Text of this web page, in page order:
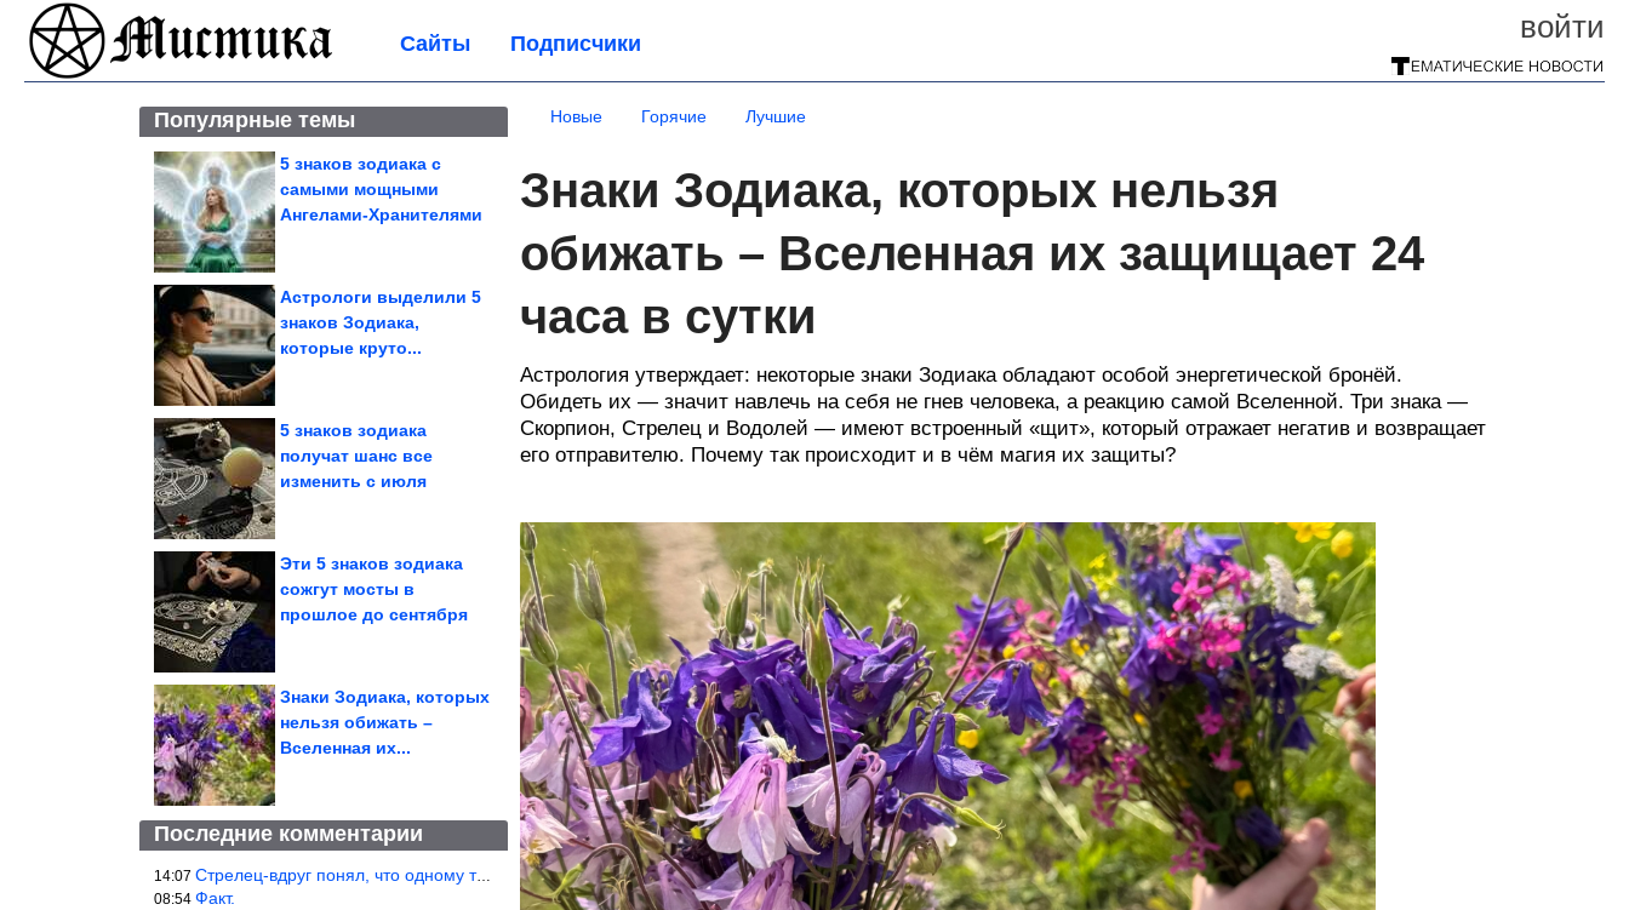
войти
Сайты Подписчики
Популярные темы
5 знаков зодиака с
самыми мощными
Ангелами-Хранителями
Астрологи выделили 5
знаков Зодиака,
которые круто...
5 знаков зодиака
получат шанс все
изменить с июля
Эти 5 знаков зодиака
сожгут мосты в
прошлое до сентября
Знаки Зодиака, которых
нельзя обижать –
Вселенная их...
Последние комментарии
14:07 Стрелец-вдруг понял, что одному то и жить легче.
08:54 Факт.
Новые Горячие Лучшие
Знаки Зодиака, которых нельзя
обижать – Вселенная их защищает 24
часа в сутки
Астрология утверждает: некоторые знаки Зодиака обладают особой энергетической бронёй.
Обидеть их — значит навлечь на себя не гнев человека, а реакцию самой Вселенной. Три знака —
Скорпион, Стрелец и Водолей — имеют встроенный «щит», который отражает негатив и возвращает
его отправителю. Почему так происходит и в чём магия их защиты?